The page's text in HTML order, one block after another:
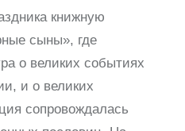
книжную
сыны», где
о великих событиях
и о великих
сопровождалась